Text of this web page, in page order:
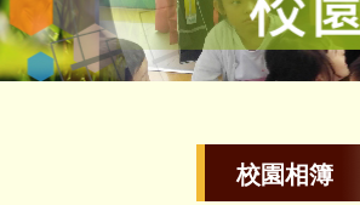
校園相簿